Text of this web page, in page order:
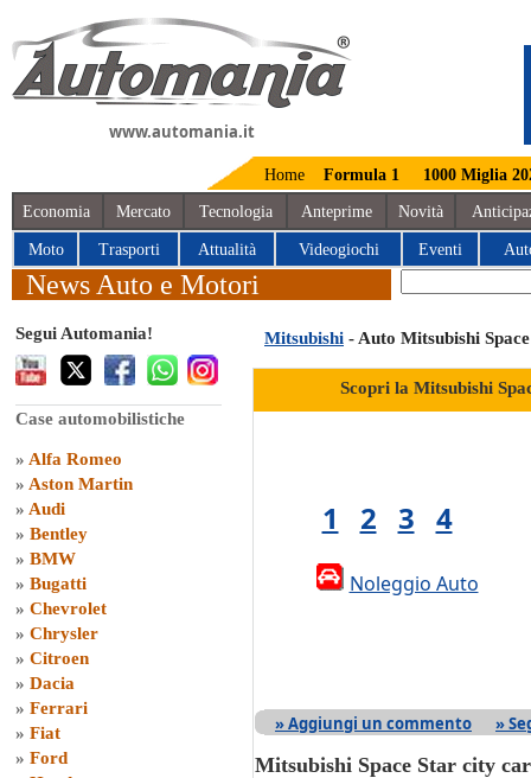
www.automania.it
Home Formula 1 1000 Miglia
Economia Mercato Tecnologia Anteprime Novità
Moto Trasporti Attualità Videogiochi Eventi
News Auto e Motori
Segui Automania!
Case automobilistiche
» Alfa Romeo
» Aston Martin
» Audi
» Bentley
» BMW
» Bugatti
» Chevrolet
» Chrysler
» Citroen
» Dacia
» Ferrari
» Fiat
» Ford
Mitsubishi - Auto Mitsubishi
Scopri la Mitsubishi
1 2 3 4
Noleggio Auto
» Aggiungi un commento »
Mitsubishi Space Star city car